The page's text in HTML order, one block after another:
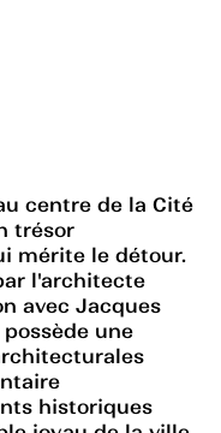
centre de la Cité
trésor
mérite le détour.
l'architecte
avec Jacques
une
historiques